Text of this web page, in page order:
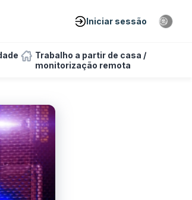
Iniciar sessão
Trabalho a partir de casa /
monitorização remota